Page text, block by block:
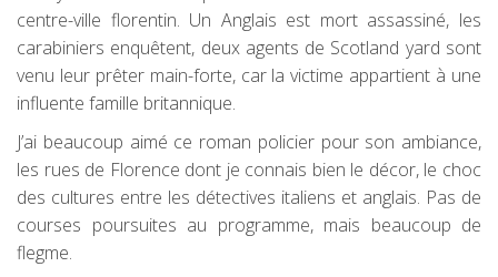
centre-ville florentin. Un Anglais est mort assassiné, les
carabiniers enquêtent, deux agents de Scotland yard sont
venu leur prêter main-forte, car la victime appartient à une
influente famille britannique.
J’ai beaucoup aimé ce roman policier pour son ambiance,
les rues de Florence dont je connais bien le décor, le choc
des cultures entre les détectives italiens et anglais. Pas de
courses poursuites au programme, mais beaucoup de
flegme.